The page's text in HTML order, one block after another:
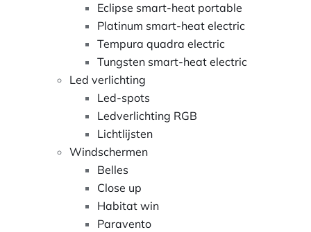
Eclipse smart-heat portable
Platinum smart-heat electric
Tempura quadra electric
Tungsten smart-heat electric
Led verlichting
Led-spots
Ledverlichting RGB
Lichtlijsten
Windschermen
Belles
Close up
Habitat win
Paravento